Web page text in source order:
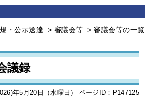
・公示送達 > 審議会等 > 審議会等の一覧
議録
年5月20日（水曜日） ページID：P147125